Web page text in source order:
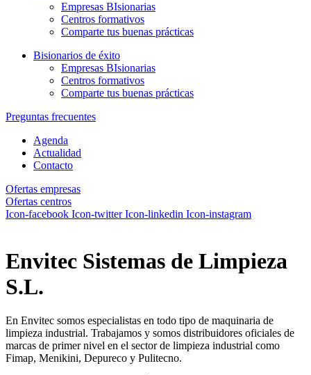
Empresas BIsionarias
Centros formativos
Comparte tus buenas prácticas
Bisionarios de éxito
Empresas BIsionarias
Centros formativos
Comparte tus buenas prácticas
Preguntas frecuentes
Agenda
Actualidad
Contacto
Ofertas empresas
Ofertas centros
Icon-facebook Icon-twitter Icon-linkedin Icon-instagram
Envitec Sistemas de Limpieza
S.L.
En Envitec somos especialistas en todo tipo de maquinaria de
limpieza industrial. Trabajamos y somos distribuidores oficiales de
marcas de primer nivel en el sector de limpieza industrial como
Fimap, Menikini, Depureco y Pulitecno.